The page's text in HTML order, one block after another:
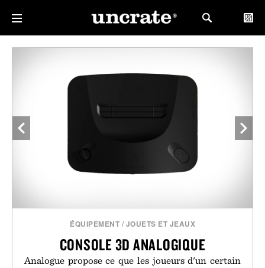
ÉQUIPEMENT / JOUETS ET JEAUX
CONSOLE 3D ANALOGIQUE
Analogue propose ce que les joueurs d'un certain